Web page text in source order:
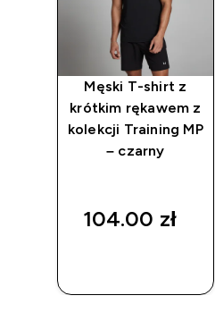
Męski T-shirt z
krótkim rękawem z
kolekcji Training MP
– czarny
104.00 zł‎